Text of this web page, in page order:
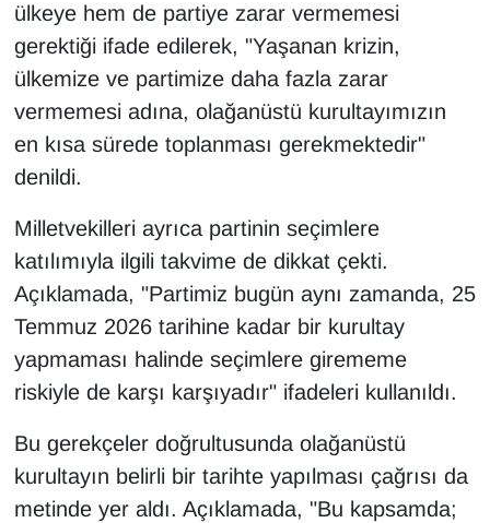
ülkeye hem de partiye zarar vermemesi
gerektiği ifade edilerek, "Yaşanan krizin,
ülkemize ve partimize daha fazla zarar
vermemesi adına, olağanüstü kurultayımızın
en kısa sürede toplanması gerekmektedir"
denildi.
Milletvekilleri ayrıca partinin seçimlere
katılımıyla ilgili takvime de dikkat çekti.
Açıklamada, "Partimiz bugün aynı zamanda, 25
Temmuz 2026 tarihine kadar bir kurultay
yapmaması halinde seçimlere girememe
riskiyle de karşı karşıyadır" ifadeleri kullanıldı.
Bu gerekçeler doğrultusunda olağanüstü
kurultayın belirli bir tarihte yapılması çağrısı da
metinde yer aldı. Açıklamada, "Bu kapsamda;